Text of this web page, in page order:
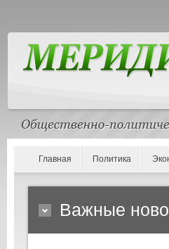
Главная Политика
Важные